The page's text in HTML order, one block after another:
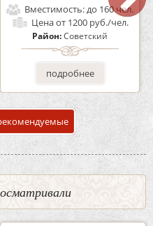
Вместимость:до 160 чел.
Ценаот 1200 руб./чел.
Район:Советский
подробнее